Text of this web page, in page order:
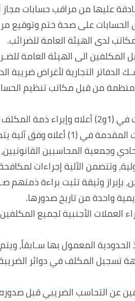
عليها من مراقب حسابات
على صحة ختم وتوقيع
لدى الهيئة العامة للضرائب.
المكلفين الى الهيئة العامة
على ان تكون منظمة من قبل مكاتب
4. للهيئة العامة للضـرائب تدقيق
وجمعية المحاسبين
وتتضمن الآلية إجراءات
بإبراز وثيقة تثبت براءة ذمتهم
واحدة من تاريخ صدورها.
العملات الأجنبية لجميع
الحدودية المعمول بها سـابقاً،
تسجيل المكلف في دوائر